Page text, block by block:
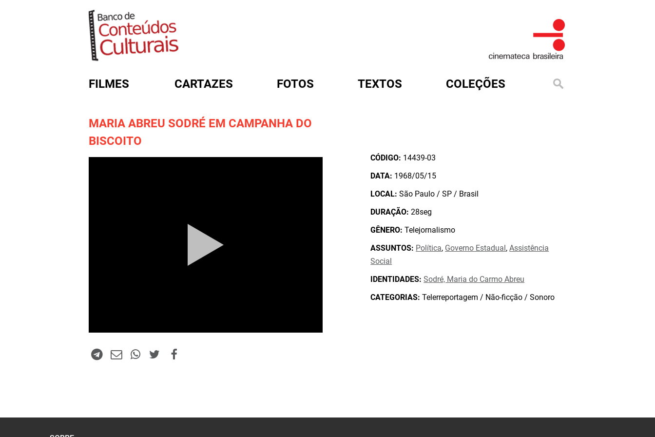
FILMES CARTAZES FOTOS TEXTOS COLEÇÕES
MARIA ABREU SODRÉ EM CAMPANHA DO
BISCOITO
CÓDIGO: 14439-03
DATA: 1968/05/15
LOCAL: São Paulo / SP / Brasil
DURAÇÃO: 28seg
GÊNERO: Telejornalismo
ASSUNTOS: Política, Governo Estadual,Assistência
Social
IDENTIDADES: Sodré, Maria do Carmo Abreu
CATEGORIAS: Telerreportagem / Não-ficção / Sonoro